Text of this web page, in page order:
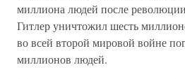
миллиона людей после
Гитлер уничтожил шесть
во всей второй мировой войне
миллионов людей.